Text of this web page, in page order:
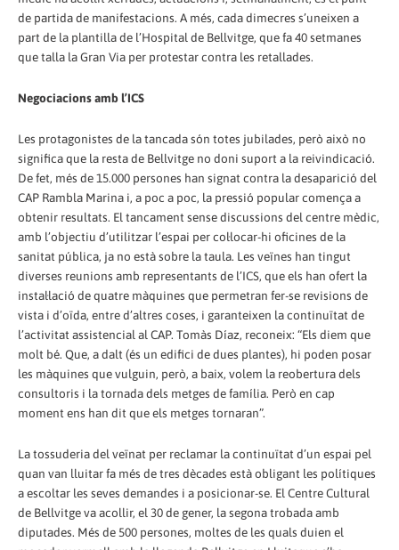
de partida de manifestacions. A més, cada dimecres s’uneixen a
part de la plantilla de l’Hospital de Bellvitge, que fa 40 setmanes
que talla la Gran Via per protestar contra les retallades.
Negociacions amb l’ICS
Les protagonistes de la tancada són totes jubilades, però això no
significa que la resta de Bellvitge no doni suport a la reivindicació.
De fet, més de 15.000 persones han signat contra la desaparició del
CAP Rambla Marina i, a poc a poc, la pressió popular comença a
obtenir resultats. El tancament sense discussions del centre mèdic,
amb l’objectiu d’utilitzar l’espai per col·locar-hi oficines de la
sanitat pública, ja no està sobre la taula. Les veïnes han tingut
diverses reunions amb representants de l’ICS, que els han ofert la
instal·lació de quatre màquines que permetran fer-se revisions de
vista i d’oïda, entre d’altres coses, i garanteixen la continuïtat de
l’activitat assistencial al CAP. Tomàs Díaz, reconeix: “Els diem que
molt bé. Que, a dalt (és un edifici de dues plantes), hi poden posar
les màquines que vulguin, però, a baix, volem la reobertura dels
consultoris i la tornada dels metges de família. Però en cap
moment ens han dit que els metges tornaran”.
La tossuderia del veïnat per reclamar la continuïtat d’un espai pel
quan van lluitar fa més de tres dècades està obligant les polítiques
a escoltar les seves demandes i a posicionar-se. El Centre Cultural
de Bellvitge va acollir, el 30 de gener, la segona trobada amb
diputades. Més de 500 persones, moltes de les quals duien el